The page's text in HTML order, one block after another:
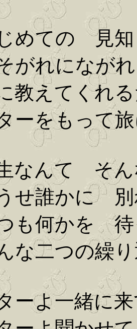
めての 見知
にながれ
てくれる
もって旅
て そん
かに 別
かを 待
つの繰り
一緒に来